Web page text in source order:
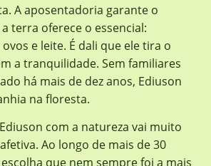
A aposentadoria garante o
terra oferece o essencial:
e leite. É dali que ele tira o
a tranquilidade. Sem familiares
há mais de dez anos, Ediuson
na floresta.
com a natureza vai muito
Ao longo de mais de 30
que nem sempre foi a mais